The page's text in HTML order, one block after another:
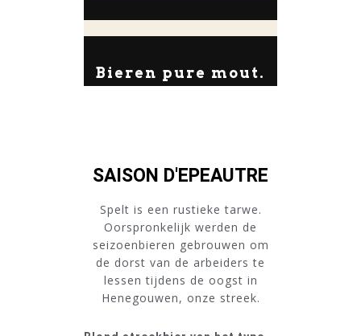
Bieren pure mout.
SAISON D'EPEAUTRE
Spelt is een rustieke tarwe.
Oorspronkelijk werden de
seizoenbieren gebrouwen om
de dorst van de arbeiders te
lessen tijdens de oogst in
Henegouwen, onze streek.